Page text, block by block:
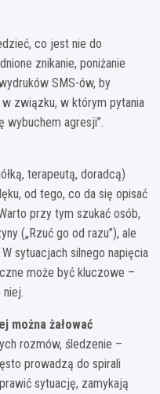
co jest nie do
znikanie, poniżanie
SMS-ów, by
związku, w którym pytania
agresji”.
terapeutą, doradcą)
od tego, co da się opisać
przy tym szukać osób,
(„Rzuć go od razu”), ale
sytuacjach silnego napięcia
może być kluczowe –
można żałować
rozmów, śledzenie –
prowadzą do spirali
sytuację, zamykają